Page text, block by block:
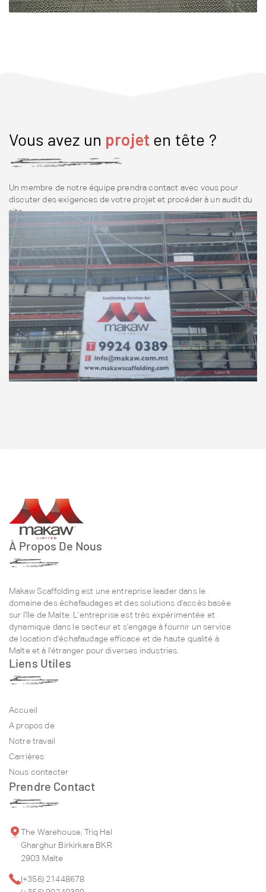
Vous avez un projet en tête ?
Un membre de notre équipe prendra contact avec vous pour
discuter des exigences de votre projet et procéder à un audit du
site.
À Propos De Nous
Makaw Scaffolding est une entreprise leader dans le
domaine des échafaudages et des solutions d'accès basée
sur l'île de Malte. L'entreprise est très expérimentée et
dynamique dans le secteur et s'engage à fournir un service
de location d'échafaudage efficace et de haute qualité à
Malte et à l'étranger pour diverses industries.
Liens Utiles
Accueil
A propos de
Notre travail
Carrières
Nous contacter
Prendre Contact
The Warehouse, Triq Hal
Gharghur Birkirkara BKR
2903 Malte
(+356) 21448678